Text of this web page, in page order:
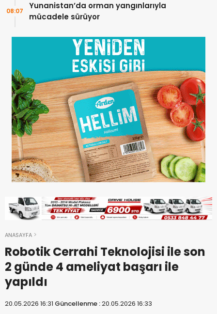
Yunanistan’da orman yangınlarıyla
mücadele sürüyor
08:07
ANASAYFA
Robotik Cerrahi Teknolojisi ile son
2 günde 4 ameliyat başarı ile
yapıldı
20.05.2026 16:31 Güncellenme :20.05.2026 16:33